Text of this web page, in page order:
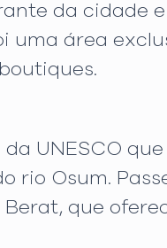
da cidade
uma área
UNESCO
rio Osum.
que